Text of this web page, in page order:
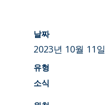
날짜
2023년 10월 11일
유형
소식